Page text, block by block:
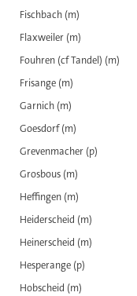
Fischbach (m)
Flaxweiler (m)
Fouhren (cf Tandel) (m)
Frisange (m)
Garnich (m)
Goesdorf (m)
Grevenmacher (p)
Grosbous (m)
Heffingen (m)
Heiderscheid (m)
Heinerscheid (m)
Hesperange (p)
Hobscheid (m)